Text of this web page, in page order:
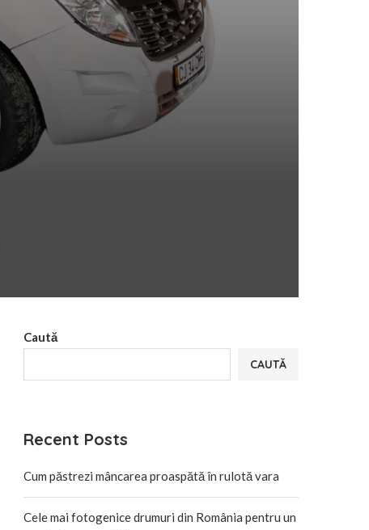
Caută
CAUTĂ
Recent Posts
Cum păstrezi mâncarea proaspătă în rulotă vara
Cele mai fotogenice drumuri din România pentru un